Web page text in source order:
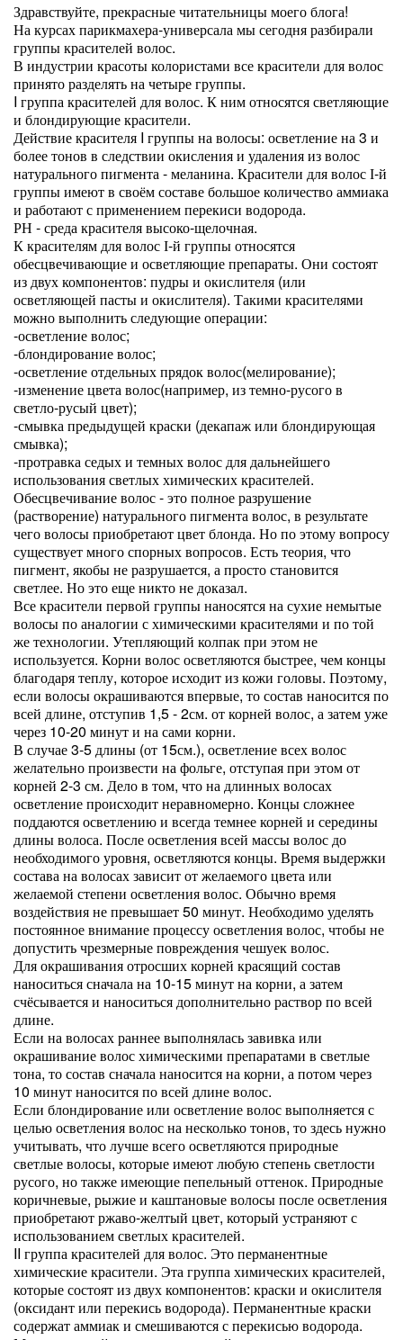
Здравствуйте, прекрасные читательницы моего блога!
На курсах парикмахера-универсала мы сегодня разбирали
группы красителей волос.
В индустрии красоты колористами все красители для волос
принято разделять на четыре группы.
I группа красителей для волос. К ним относятся светляющие
и блондирующие красители.
Действие красителя I группы на волосы: осветление на 3 и
более тонов в следствии окисления и удаления из волос
натурального пигмента - меланина. Красители для волос І-й
группы имеют в своём составе большое количество аммиака
и работают с применением перекиси водорода.
РН - среда красителя высоко-щелочная.
К красителям для волос І-й группы относятся
обесцвечивающие и осветляющие препараты. Они состоят
из двух компонентов: пудры и окислителя (или
осветляющей пасты и окислителя). Такими красителями
можно выполнить следующие операции:
-осветление волос;
-блондирование волос;
-осветление отдельных прядок волос(мелирование);
-изменение цвета волос(например, из темно-русого в
светло-русый цвет);
-смывка предыдущей краски (декапаж или блондирующая
смывка);
-протравка седых и темных волос для дальнейшего
использования светлых химических красителей.
Обесцвечивание волос - это полное разрушение
(растворение) натурального пигмента волос, в результате
чего волосы приобретают цвет блонда. Но по этому вопросу
существует много спорных вопросов. Есть теория, что
пигмент, якобы не разрушается, а просто становится
светлее. Но это еще никто не доказал.
Все красители первой группы наносятся на сухие немытые
волосы по аналогии с химическими красителями и по той
же технологии. Утепляющий колпак при этом не
используется. Корни волос осветляются быстрее, чем концы
благодаря теплу, которое исходит из кожи головы. Поэтому,
если волосы окрашиваются впервые, то состав наносится по
всей длине, отступив 1,5 - 2см. от корней волос, а затем уже
через 10-20 минут и на сами корни.
В случае 3-5 длины (от 15см.), осветление всех волос
желательно произвести на фольге, отступая при этом от
корней 2-3 см. Дело в том, что на длинных волосах
осветление происходит неравномерно. Концы сложнее
поддаются осветлению и всегда темнее корней и середины
длины волоса. После осветления всей массы волос до
необходимого уровня, осветляются концы. Время выдержки
состава на волосах зависит от желаемого цвета или
желаемой степени осветления волос. Обычно время
воздействия не превышает 50 минут. Необходимо уделять
постоянное внимание процессу осветления волос, чтобы не
допустить чрезмерные повреждения чешуек волос.
Для окрашивания отросших корней красящий состав
наноситься сначала на 10-15 минут на корни, а затем
счёсывается и наноситься дополнительно раствор по всей
длине.
Если на волосах раннее выполнялась завивка или
окрашивание волос химическими препаратами в светлые
тона, то состав сначала наносится на корни, а потом через
10 минут наносится по всей длине волос.
Если блондирование или осветление волос выполняется с
целью осветления волос на несколько тонов, то здесь нужно
учитывать, что лучше всего осветляются природные
светлые волосы, которые имеют любую степень светлости
русого, но также имеющие пепельный оттенок. Природные
коричневые, рыжие и каштановые волосы после осветления
приобретают ржаво-желтый цвет, который устраняют с
использованием светлых красителей.
II группа красителей для волос. Это перманентные
химические красители. Эта группа химических красителей,
которые состоят из двух компонентов: краски и окислителя
(оксидант или перекись водорода). Перманентные краски
содержат аммиак и смешиваются с перекисью водорода.